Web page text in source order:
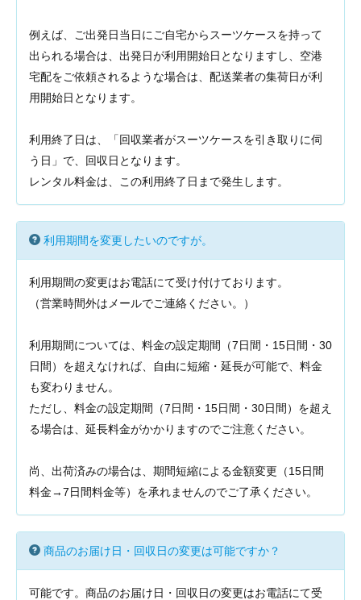
例えば、ご出発日当日にご自宅からスーツケースを持って
出られる場合は、出発日が利用開始日となりますし、空港
宅配をご依頼されるような場合は、配送業者の集荷日が利
用開始日となります。
利用終了日は、「回収業者がスーツケースを引き取りに伺
う日」で、回収日となります。
レンタル料金は、この利用終了日まで発生します。
利用期間を変更したいのですが。
利用期間の変更はお電話にて受け付けております。
（営業時間外はメールでご連絡ください。）
利用期間については、料金の設定期間（7日間・15日間・30
日間）を超えなければ、自由に短縮・延長が可能で、料金
も変わりません。
ただし、料金の設定期間（7日間・15日間・30日間）を超え
る場合は、延長料金がかかりますのでご注意ください。
尚、出荷済みの場合は、期間短縮による金額変更（15日間
料金→7日間料金等）を承れませんのでご了承ください。
商品のお届け日・回収日の変更は可能ですか？
可能です。商品のお届け日・回収日の変更はお電話にて受